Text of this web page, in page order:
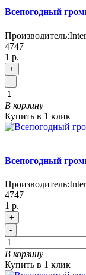
Всепогодный
Производитель:
4747
1 р.
+
-
В корзину
Купить в 1 клик
Всепогодный
Производитель:
4747
1 р.
+
-
В корзину
Купить в 1 клик